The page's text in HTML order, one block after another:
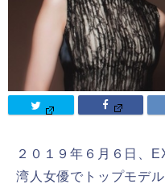
２０１９年６月６日、
湾人女優でトップモデ